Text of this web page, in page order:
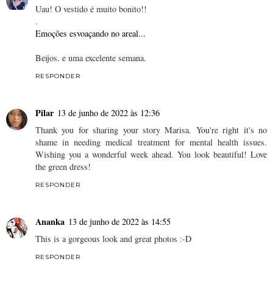
Uau! O vestido é muito bonito!!
.
Emoções esvoaçando no areal...
Beijos. e uma excelente semana.
RESPONDER
Pilar 13 de junho de 2022 às 12:36
Thank you for sharing your story Marisa. You're right it's no
shame in needing medical treatment for mental health issues.
Wishing you a wonderful week ahead. You look beautiful! Love
the green dress!
RESPONDER
Ananka 13 de junho de 2022 às 14:55
This is a gorgeous look and great photos :-D
RESPONDER